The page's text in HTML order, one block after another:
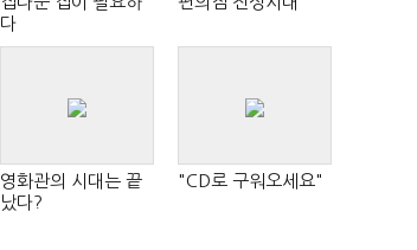
다
영화관의 시대는 끝
났다?
"CD로 구워오세요"